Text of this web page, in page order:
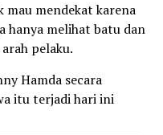
mau mendekat karena
hanya melihat batu dan
pelaku.
Hamda secara
itu terjadi hari ini